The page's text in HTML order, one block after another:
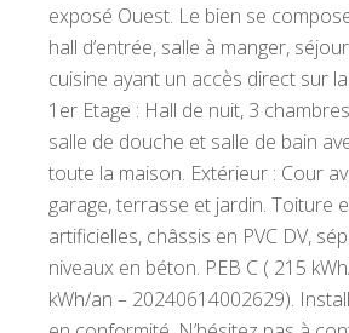
exposé Ouest. Le bien se
hall d’entrée, salle à manger,
cuisine ayant un accès direct sur
1er Etage : Hall de nuit, 3
salle de douche et salle de bain
toute la maison. Extérieur : Cour
garage, terrasse et jardin. Toiture
artificielles, châssis en PVC DV,
niveaux en béton. PEB C ( 215
kWh/an – 20240614002629).